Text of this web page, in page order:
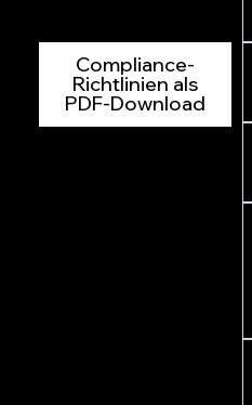
Compliance-
Richtlinien als
PDF-Download